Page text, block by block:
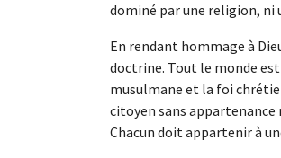
dominé par une religion, ni
En rendant hommage à
doctrine. Tout le monde
musulmane et la foi
citoyen sans appartenance
Chacun doit appartenir à